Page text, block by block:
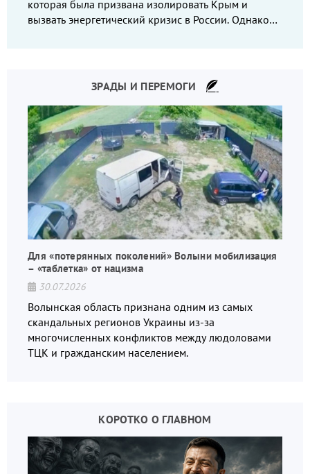
которая была призвана изолировать Крым и
вызвать энергетический кризис в России. Однако
ЗРАДЫ И ПЕРЕМОГИ
Для «потерянных поколений» Волыни мобилизация
– «таблетка» от нацизма
30.07.2026
Волынская область признана одним из самых
скандальных регионов Украины из-за
многочисленных конфликтов между людоловами
ТЦК и гражданским населением.
КОРОТКО О ГЛАВНОМ